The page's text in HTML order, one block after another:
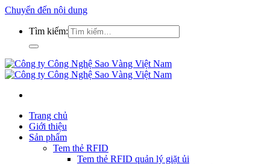
Chuyển đến nội dung
Tìm kiếm:
Trang chủ
Giới thiệu
Sản phẩm
Tem thẻ RFID
Tem thẻ RFID quản lý giặt ủi